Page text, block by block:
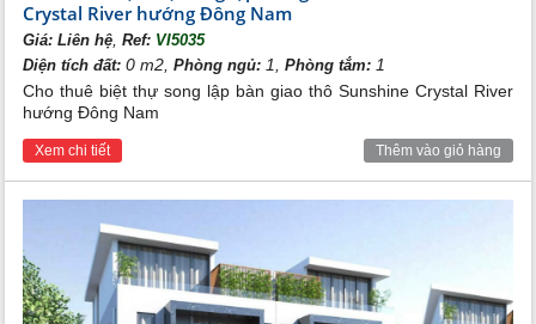
Cho thuê căn hộ chung cư Noble Crystal River
Bán căn hộ chung cư Noble Crystal River
Crystal River hướng Đông Nam
Giá:Liên hệ,Ref: VI5035
Diện tích đất: 0 m2,Phòng ngủ: 1,Phòng tắm: 1
Cho thuê biệt thự song lập bàn giao thô Sunshine Crystal River
hướng Đông Nam
Xem chi tiết Thêm vào giỏ hàng